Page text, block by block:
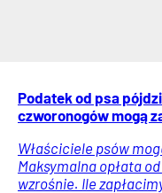
Podatek od psa
czworonogów mogą
Właściciele psów
Maksymalna opłata
wzrośnie. Ile